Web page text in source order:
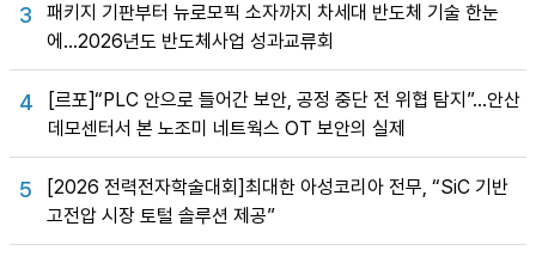
3
패키지 기판부터 뉴로모픽 소자까지 차세대 반도체 기술 한눈
에…2026년도 반도체사업 성과교류회
4
[르포]“PLC 안으로 들어간 보안, 공정 중단 전 위협 탐지”…안산
데모센터서 본 노조미 네트웍스 OT 보안의 실제
5
[2026 전력전자학술대회]최대한 아성코리아 전무, “SiC 기반
고전압 시장 토털 솔루션 제공”